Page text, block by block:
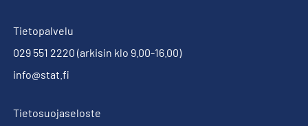
Tietopalvelu
029 551 2220 (arkisin klo 9.00-16.00)
info@stat.fi
Tietosuojaseloste